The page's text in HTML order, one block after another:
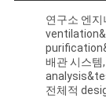
POLICY연구소 엔지
배관 시스
전체적